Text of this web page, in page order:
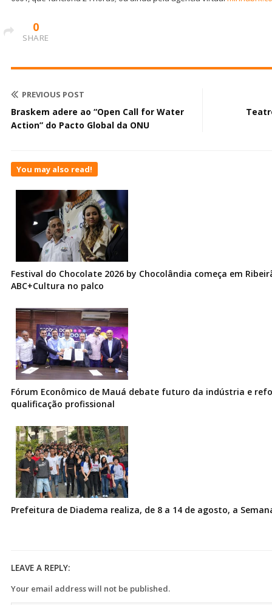
0
SHARE
PREVIOUS POST
Braskem adere ao “Open Call for Water
Action” do Pacto Global da ONU
You may also read!
Festival do Chocolate 2026 by Chocolândia começa em
ABC+Cultura no palco
Fórum Econômico de Mauá debate futuro da indústria e
qualificação profissional
Prefeitura de Diadema realiza, de 8 a 14 de agosto, a
LEAVE A REPLY:
Your email address will not be published.